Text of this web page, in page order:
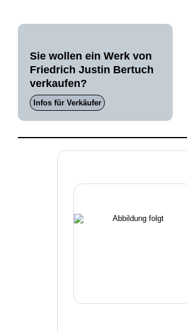
Sie wollen ein Werk von
Friedrich Justin Bertuch
verkaufen?
Infos für Verkäufer